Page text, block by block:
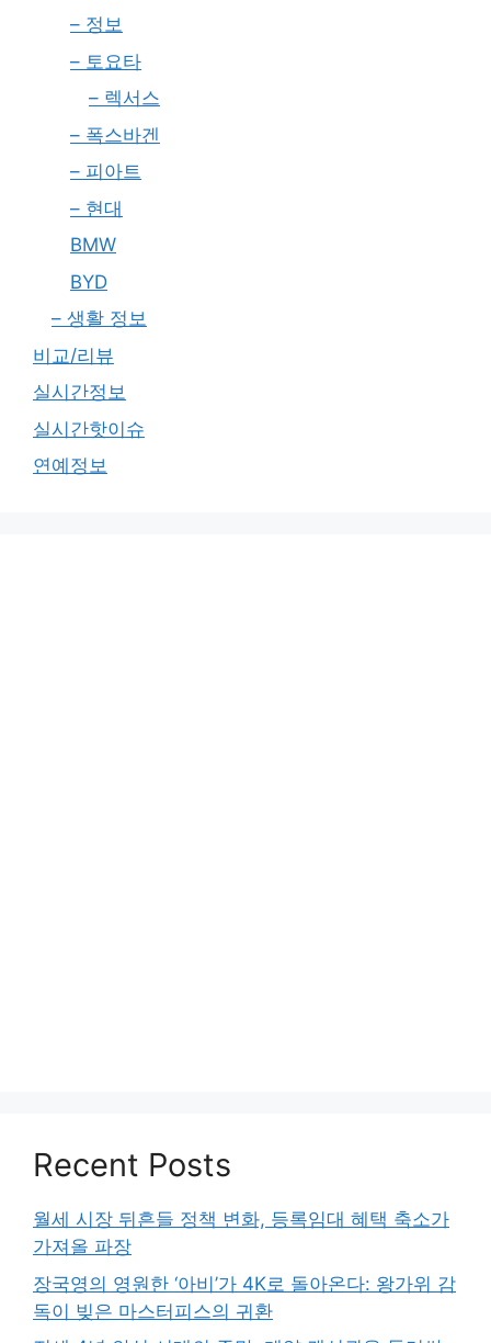
– 정보
– 토요타
– 렉서스
– 폭스바겐
– 피아트
– 현대
BMW
BYD
– 생활 정보
비교/리뷰
실시간정보
실시간핫이슈
연예정보
Recent Posts
월세 시장 뒤흔들 정책 변화, 등록임대 혜택 축소가
가져올 파장
장국영의 영원한 ‘아비’가 4K로 돌아온다: 왕가위 감
독이 빚은 마스터피스의 귀환